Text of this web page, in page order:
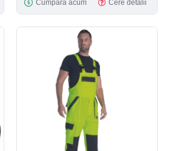
Cumpără acum Cere detalii